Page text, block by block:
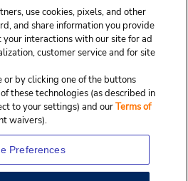
use cookies, pixels, and other
and share information you provide
interactions with our site for ad
customer service and for site
or by clicking one of the buttons
these technologies (as described in
to your settings) and ourTerms of
waivers).
Preferences